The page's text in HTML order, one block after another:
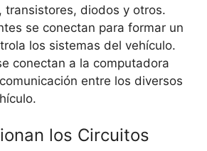
transistores, diodos y otros.
se conectan para formar un
los sistemas del vehículo.
conectan a la computadora
entre los diversos
los Circuitos